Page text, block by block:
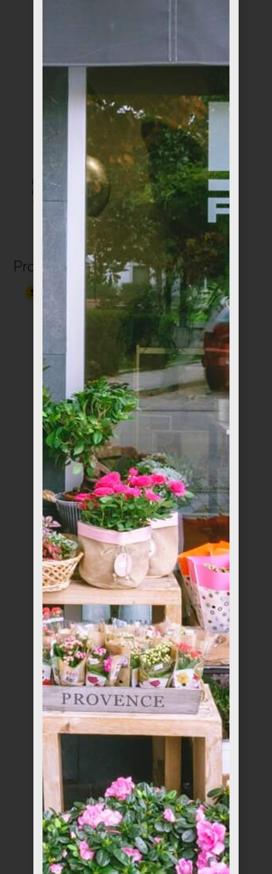
Caja de Diseño
Chocolates Amatler
€10,00
Tarta de Queso Día
de la Madre
Productos relacionados